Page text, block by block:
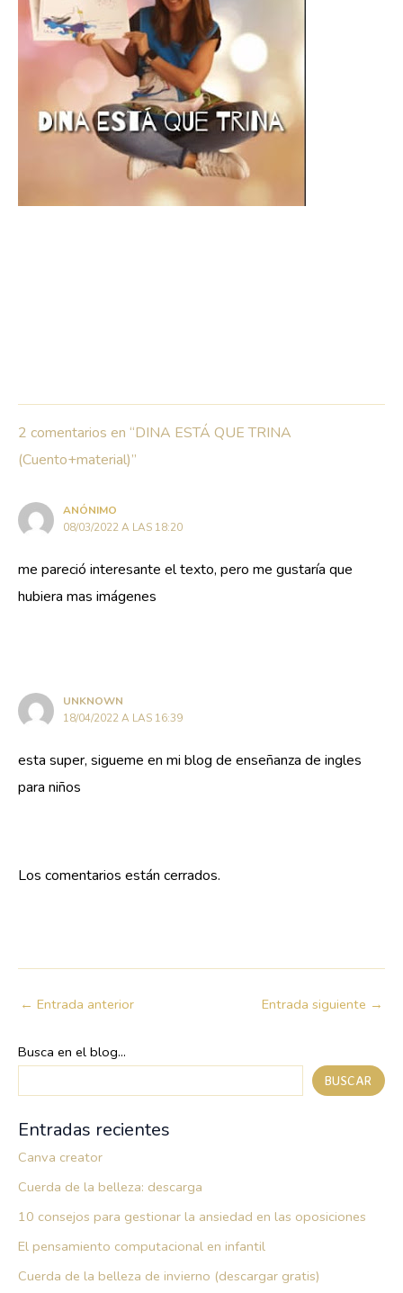
2 comentarios en “DINA ESTÁ QUE TRINA
(Cuento+material)”
ANÓNIMO
08/03/2022 A LAS 18:20
me pareció interesante el texto, pero me gustaría que
hubiera mas imágenes
UNKNOWN
18/04/2022 A LAS 16:39
esta super, sigueme en mi blog de enseñanza de ingles
para niños
Los comentarios están cerrados.
← Entrada anterior Entrada siguiente →
Busca en el blog...
BUSCAR
Entradas recientes
Canva creator
Cuerda de la belleza: descarga
10 consejos para gestionar la ansiedad en las oposiciones
El pensamiento computacional en infantil
Cuerda de la belleza de invierno (descargar gratis)